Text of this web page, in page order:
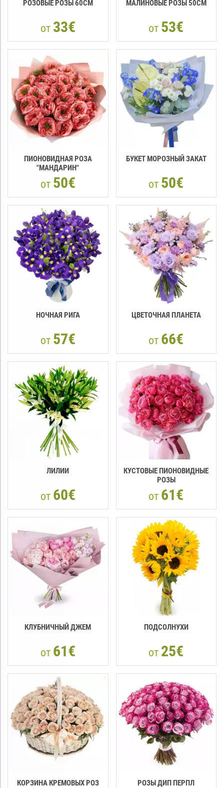
РОЗОВЫЕ РОЗЫ 60CM
от 33€
МАЛИНОВЫЕ РОЗЫ 50CM
от 53€
ПИОНОВИДНАЯ РОЗА
"МАНДАРИН"
от 50€
БУКЕТ МОРОЗНЫЙ ЗАКАТ
от 50€
НОЧНАЯ РИГА
от 57€
ЦВЕТОЧНАЯ ПЛАНЕТА
от 66€
ЛИЛИИ
от 60€
КУСТОВЫЕ ПИОНОВИДНЫЕ
РОЗЫ
от 61€
КЛУБНИЧНЫЙ ДЖЕМ
от 61€
ПОДСОЛНУХИ
от 25€
КОРЗИНА КРЕМОВЫХ РОЗ РОЗЫ ДИП ПЕРПЛ